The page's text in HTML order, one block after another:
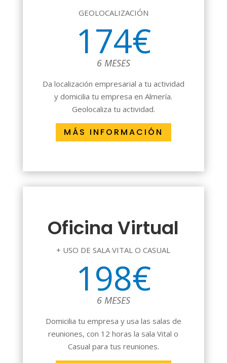
GEOLOCALIZACIÓN
174€
6 MESES
Da localización empresarial a tu actividad
y domicilia tu empresa en Almería.
Geolocaliza tu actividad.
MÁS INFORMACIÓN
Oficina Virtual
+ USO DE SALA VITAL O CASUAL
198€
6 MESES
Domicilia tu empresa y usa las salas de
reuniones, con 12 horas la sala Vital o
Casual para tus reuniones.